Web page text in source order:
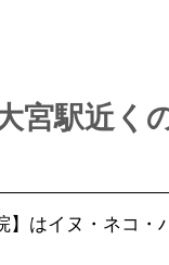
宮駅近
】はイヌ・ネコ